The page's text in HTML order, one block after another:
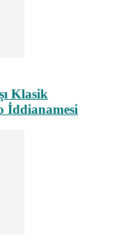
Klasik
İddianamesi